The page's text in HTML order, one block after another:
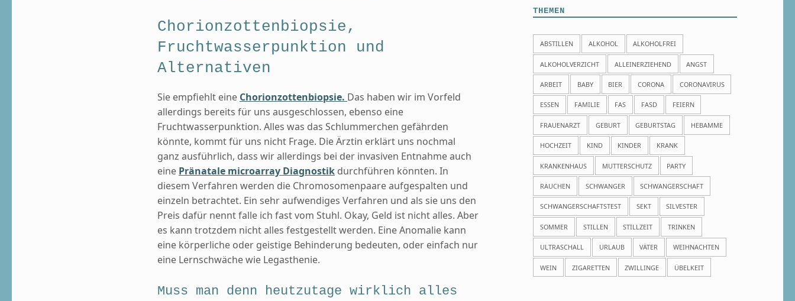
Chorionzottenbiopsie,
Fruchtwasserpunktion und
Alternativen
Sie empfiehlt eine Chorionzottenbiopsie. Das haben wir im Vorfeld
allerdings bereits für uns ausgeschlossen, ebenso eine
Fruchtwasserpunktion. Alles was das Schlummerchen gefährden
könnte, kommt für uns nicht Frage. Die Ärztin erklärt uns nochmal
ganz ausführlich, dass wir allerdings bei der invasiven Entnahme auch
eine Pränatale microarray Diagnostikdurchführen könnten. In
diesem Verfahren werden die Chromosomenpaare aufgespalten und
einzeln betrachtet. Ein sehr aufwendiges Verfahren und als sie uns den
Preis dafür nennt falle ich fast vom Stuhl. Okay, Geld ist nicht alles. Aber
es kann trotzdem nicht alles festgestellt werden. Eine Anomalie kann
eine körperliche oder geistige Behinderung bedeuten, oder einfach nur
eine Lernschwäche wie Legasthenie.
Muss man denn heutzutage wirklich alles
THEMEN
ABSTILLEN ALKOHOL ALKOHOLFREI
ALKOHOLVERZICHT ALLEINERZIEHEND ANGST
ARBEIT BABY BIER CORONA CORONAVIRUS
ESSEN FAMILIE FAS FASD FEIERN
FRAUENARZT GEBURT GEBURTSTAG HEBAMME
HOCHZEIT KIND KINDER KRANK
KRANKENHAUS MUTTERSCHUTZ PARTY
RAUCHEN SCHWANGER SCHWANGERSCHAFT
SCHWANGERSCHAFTSTEST SEKT SILVESTER
SOMMER STILLEN STILLZEIT TRINKEN
ULTRASCHALL URLAUB VÄTER WEIHNACHTEN
WEIN ZIGARETTEN ZWILLINGE ÜBELKEIT